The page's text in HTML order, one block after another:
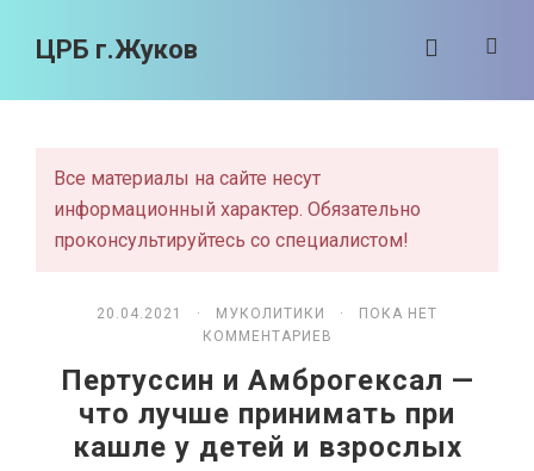
ЦРБ г.Жуков
Все материалы на сайте несут
информационный характер. Обязательно
проконсультируйтесь со специалистом!
20.04.2021 · МУКОЛИТИКИ
· ПОКА НЕТ
КОММЕНТАРИЕВ
Пертуссин и Амброгексал —
что лучше принимать при
кашле у детей и взрослых